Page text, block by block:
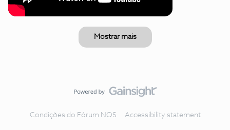
Mostrar mais
Condições do Fórum NOS Accessibility statement